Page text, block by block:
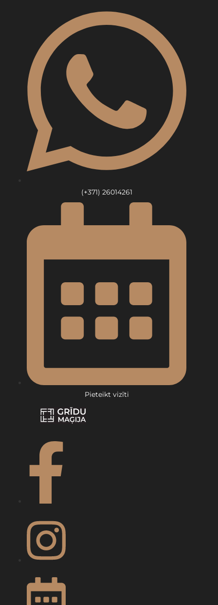
(+371) 26014261
Pieteikt vizīti